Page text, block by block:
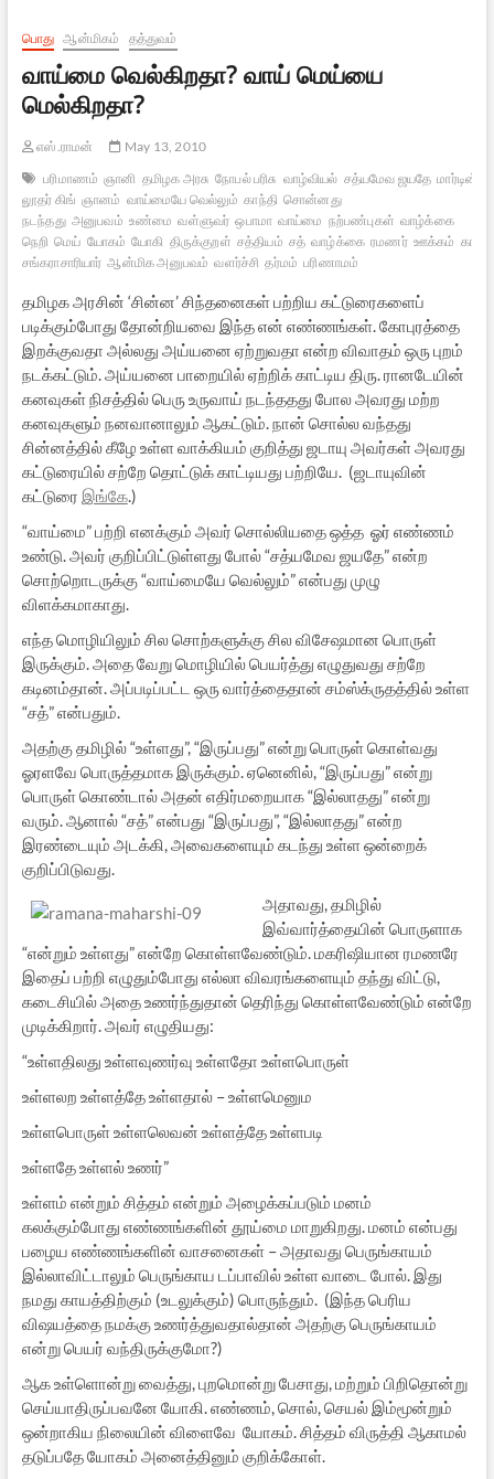
பொது ஆன்மிகம் தத்துவம்
வாய்மை வெல்கிறதா? வாய் மெய்யை
மெல்கிறதா?
எஸ்.ராமன்
May 13, 2010
பரிமாணம் ஞானி தமிழக அரசு நோபல் பரிசு வாழ்வியல் சத்யமேவ ஜயதே மார்டின்
லூதர் கிங் ஞானம் வாய்மையே வெல்லும் காந்தி சொன்னது
நடந்தது அனுபவம் உண்மை வள்ளுவர் ஒபாமா வாய்மை நற்பண்புகள் வாழ்க்கை
நெறி மெய் யோகம் யோகி திருக்குறள் சத்தியம் சத் வாழ்க்கை ரமணர் ஊக்கம்
சங்கராசாரியார் ஆன்மிக அனுபவம் வளர்ச்சி தர்மம் பரிணாமம்
தமிழக அரசின் ‘சின்ன’ சிந்தனைகள் பற்றிய கட்டுரைகளைப்
படிக்கும்போது தோன்றியவை இந்த என் எண்ணங்கள். கோபுரத்தை
இறக்குவதா அல்லது அய்யனை ஏற்றுவதா என்ற விவாதம் ஒரு புறம்
நடக்கட்டும். அய்யனை பாறையில் ஏற்றிக் காட்டிய திரு. ரானடேயின்
கனவுகள் நிசத்தில் பெரு உருவாய் நடந்ததது போல அவரது மற்ற
கனவுகளும் நனவானாலும் ஆகட்டும். நான் சொல்ல வந்தது
சின்னத்தில் கீழே உள்ள வாக்கியம் குறித்து ஜடாயு அவர்கள் அவரது
கட்டுரையில் சற்றே தொட்டுக் காட்டியது பற்றியே. (ஜடாயுவின்
கட்டுரை இங்கே.)
“வாய்மை” பற்றி எனக்கும் அவர் சொல்லியதை ஒத்த ஓர் எண்ணம்
உண்டு. அவர் குறிப்பிட்டுள்ளது போல் “சத்யமேவ ஜயதே” என்ற
சொற்றொடருக்கு “வாய்மையே வெல்லும்” என்பது முழு
விளக்கமாகாது.
எந்த மொழியிலும் சில சொற்களுக்கு சில விசேஷமான பொருள்
இருக்கும். அதை வேறு மொழியில் பெயர்த்து எழுதுவது சற்றே
கடினம்தான். அப்படிப்பட்ட ஒரு வார்த்தைதான் சம்ஸ்க்ருதத்தில் உள்ள
“சத்” என்பதும்.
அதற்கு தமிழில் “உள்ளது”, “இருப்பது” என்று பொருள் கொள்வது
ஓரளவே பொருத்தமாக இருக்கும். ஏனெனில், “இருப்பது” என்று
பொருள் கொண்டால் அதன் எதிர்மறையாக “இல்லாதது” என்று
வரும். ஆனால் “சத்” என்பது “இருப்பது”, “இல்லாதது” என்ற
இரண்டையும் அடக்கி, அவைகளையும் கடந்து உள்ள ஒன்றைக்
குறிப்பிடுவது.
அதாவது, தமிழில்
இவ்வார்த்தையின் பொருளாக
“என்றும் உள்ளது” என்றே கொள்ளவேண்டும். மகரிஷியான ரமணரே
இதைப் பற்றி எழுதும்போது எல்லா விவரங்களையும் தந்து விட்டு,
கடைசியில் அதை உணர்ந்துதான் தெரிந்து கொள்ளவேண்டும் என்றே
முடிக்கிறார். அவர் எழுதியது:
“உள்ளதிலது உள்ளவுணர்வு உள்ளதோ உள்ளபொருள்
உள்ளலற உள்ளத்தே உள்ளதால் – உள்ளமெனும
உள்ளபொருள் உள்ளலெவன் உள்ளத்தே உள்ளபடி
உள்ளதே உள்ளல் உணர்”
உள்ளம் என்றும் சித்தம் என்றும் அழைக்கப்படும் மனம்
கலக்கும்போது எண்ணங்களின் தூய்மை மாறுகிறது. மனம் என்பது
பழைய எண்ணங்களின் வாசனைகள் – அதாவது பெருங்காயம்
இல்லாவிட்டாலும் பெருங்காய டப்பாவில் உள்ள வாடை போல். இது
நமது காயத்திற்கும் (உடலுக்கும்) பொருந்தும். (இந்த பெரிய
விஷயத்தை நமக்கு உணர்த்துவதால்தான் அதற்கு பெருங்காயம்
என்று பெயர் வந்திருக்குமோ?)
ஆக உள்ளொன்று வைத்து, புறமொன்று பேசாது, மற்றும் பிறிதொன்று
செய்யாதிருப்பவனே யோகி. எண்ணம், சொல், செயல் இம்மூன்றும்
ஒன்றாகிய நிலையின் விளைவே யோகம். சித்தம் விருத்தி ஆகாமல்
தடுப்பதே யோகம் அனைத்தினும் குறிக்கோள்.